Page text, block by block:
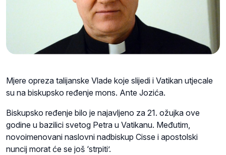
Mjere opreza talijanske Vlade koje slijedi i Vatikan utjecale
su na biskupsko ređenje mons. Ante Jozića.
Biskupsko ređenje bilo je najavljeno za 21. ožujka ove
godine u bazilici svetog Petra u Vatikanu. Međutim,
novoimenovani naslovni nadbiskup Cisse i apostolski
nuncij morat će se još ‘strpiti’.